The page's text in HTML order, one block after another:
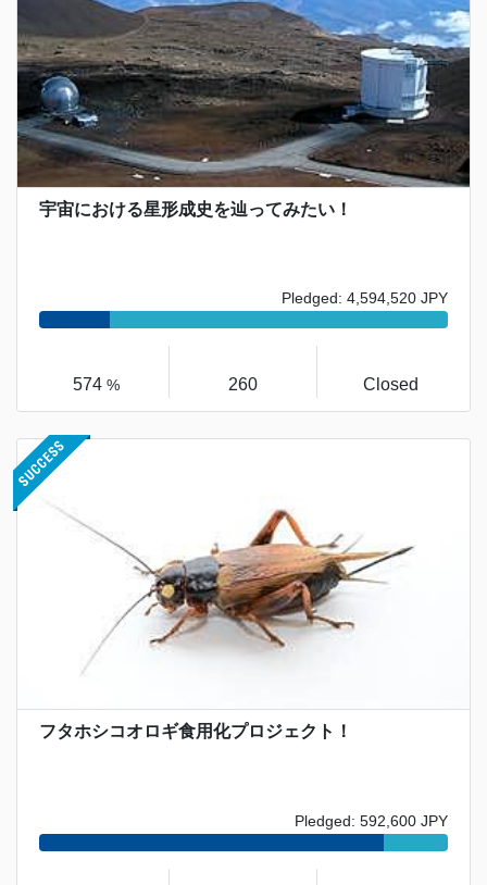
宇宙における星形成史を辿ってみたい！
Pledged: 4,594,520 JPY
574 % 260 Closed
フタホシコオロギ食用化プロジェクト！
Pledged: 592,600 JPY